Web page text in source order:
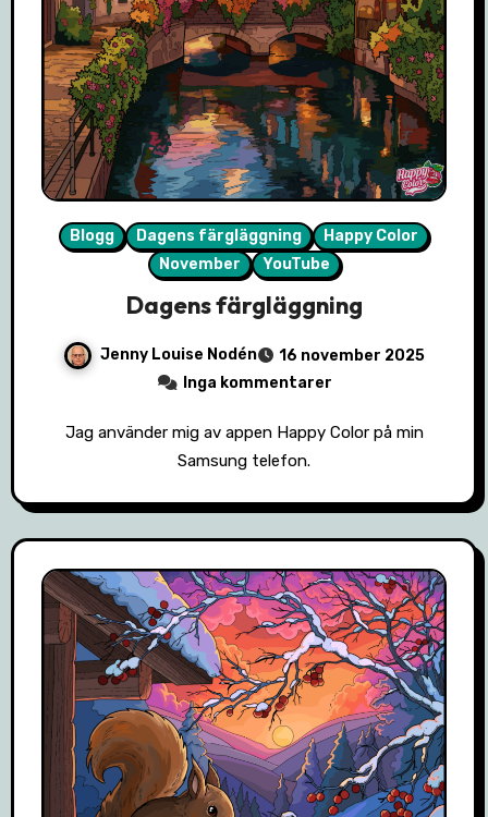
Blogg Dagens färgläggning
Happy Color
November
YouTube
Dagens färgläggning
Jenny Louise Nodén
16 november 2025
Inga kommentarer
Jag använder mig av appen Happy Color på min
Samsung telefon.